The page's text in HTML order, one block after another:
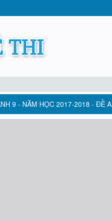
9 - NĂM HỌC 2017-2018 - ĐỀ A